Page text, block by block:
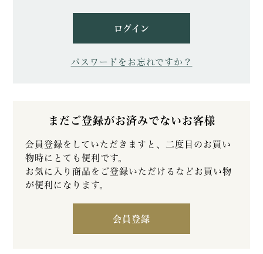
ログイン
パスワードをお忘れですか？
まだご登録がお済みでないお客様
会員登録をしていただきますと、二度目のお買い
物時にとても便利です。
お気に入り商品をご登録いただけるなどお買い物
が便利になります。
会員登録